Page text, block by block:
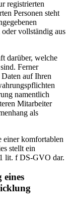
registrierten
Personen steht
oder vollständig aus
darüber, welche
Ferner
auf Ihren
namentlich
Mitarbeiter
als
einer komfortablen
stellt ein
lit. f DS-GVO dar.